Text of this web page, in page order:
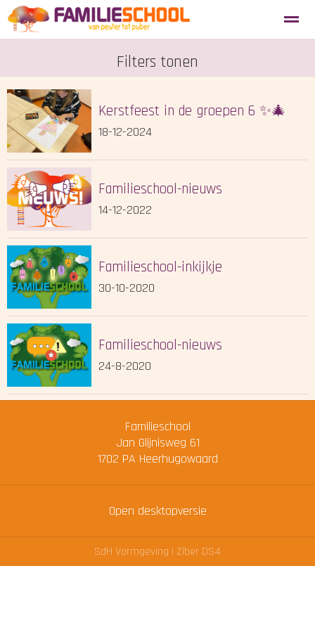
Aanmelden nieuwe leerlingen Blosse
Home Agenda Locatie Zoeken
Filters tonen
Kerstfeest in de groepen 6 ✨🎄
18-12-2024
Familieschool-nieuws
14-12-2022
Familieschool-inkijkje
30-10-2020
Familieschool-nieuws
24-8-2020
Familieschool
Jan Glijnisweg 61
1702 PA Heerhugowaard
Open desktopversie
SdH Vormgeving | Ziber DS4